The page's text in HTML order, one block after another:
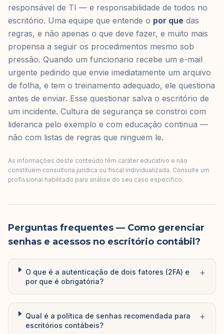
responsável de TI — e responsabilidade de todos no
escritório. Uma equipe que entende o por que das
regras, e não apenas o que deve fazer, e muito mais
propensa a seguir os procedimentos mesmo sob
pressão. Quando um funcionario recebe um e-mail
urgente pedindo que envie imediatamente um arquivo
de folha, e tem o treinamento adequado, ele questiona
antes de enviar. Esse questionar salva o escritório de
um incidente. Cultura de segurança se constroi com
lideranca pelo exemplo e com educação continua —
não com listas de regras que ninguem le.
As informações deste conteúdo têm caráter educativo e não
constituem consultoria jurídica ou fiscal individualizada. Consulte um
profissional habilitado para análise do seu caso específico.
Perguntas frequentes — Como gerenciar
senhas e acessos no escritório contábil?
O que é a autenticação de dois fatores (2FA) e
por que é obrigatória?
+
Qual é a política de senhas recomendada para
escritórios contábeis?
+